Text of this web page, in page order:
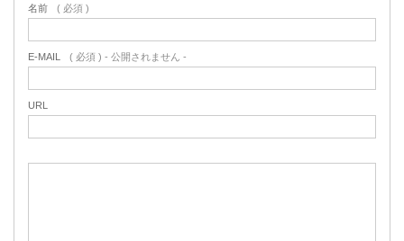
名前 ( 必須 )
E-MAIL ( 必須 ) - 公開されません -
URL